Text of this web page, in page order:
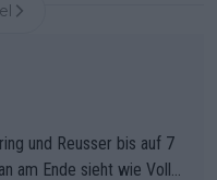
und Reusser bis auf 7
am Ende sieht wie Voller